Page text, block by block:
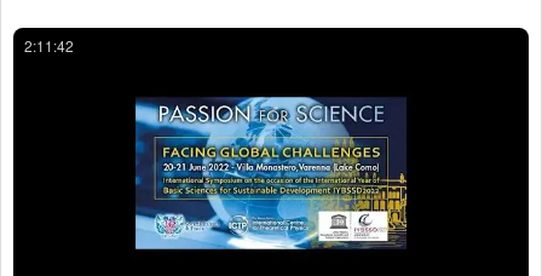
2:11:42